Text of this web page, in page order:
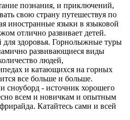
познания, и приключений,
свою страну путешествуя по
иностранные языки в языковой
отлично развивает детей.
здоровья. Горнолыжные туры
развивающиеся виды
людей,
и катающихся на горных
все больше и больше.
сноуборд - источник хорошего
всем и новичкам и опытным
Катайтесь сами и всей